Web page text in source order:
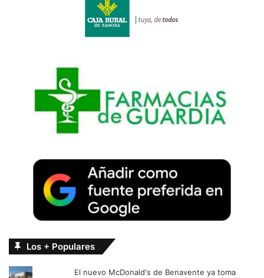
Los + Populares
El nuevo McDonald's de Benavente ya toma